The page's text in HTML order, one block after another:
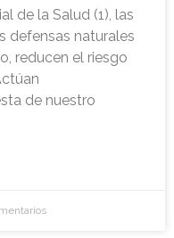
de la Salud (1), las
defensas naturales
reducen el riesgo
de nuestro